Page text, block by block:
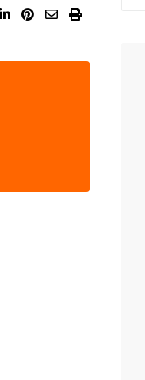
LinkedInPinterest
Share
Email
Print